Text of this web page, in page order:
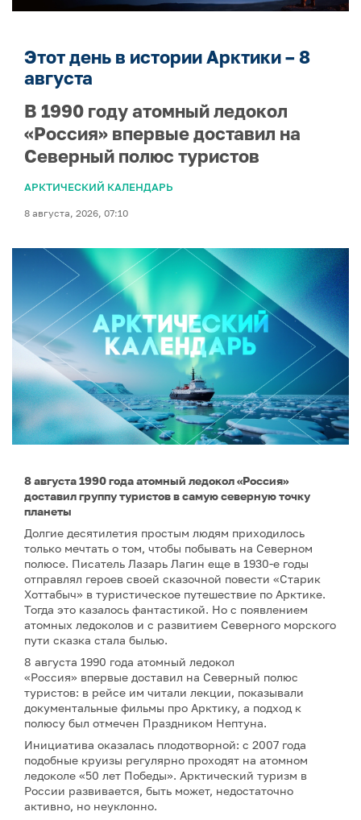
Этот день в истории Арктики – 8
августа
В 1990 году атомный ледокол
«Россия» впервые доставил на
Северный полюс туристов
АРКТИЧЕСКИЙ КАЛЕНДАРЬ
8 августа, 2026, 07:10
8 августа 1990 года атомный ледокол «Россия»
доставил группу туристов в самую северную точку
планеты
Долгие десятилетия простым людям приходилось
только мечтать о том, чтобы побывать на Северном
полюсе. Писатель Лазарь Лагин еще в 1930-е годы
отправлял героев своей сказочной повести «Старик
Хоттабыч» в туристическое путешествие по Арктике.
Тогда это казалось фантастикой. Но с появлением
атомных ледоколов и с развитием Северного морского
пути сказка стала былью.
8 августа 1990 года атомный ледокол
«Россия» впервые доставил на Северный полюс
туристов: в рейсе им читали лекции, показывали
документальные фильмы про Арктику, а подход к
полюсу был отмечен Праздником Нептуна.
Инициатива оказалась плодотворной: с 2007 года
подобные круизы регулярно проходят на атомном
ледоколе «50 лет Победы». Арктический туризм в
России развивается, быть может, недостаточно
активно, но неуклонно.